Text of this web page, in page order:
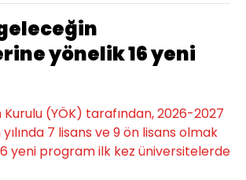
yönelik 16 yeni
(YÖK) tarafından, 2026-2027
7 lisans ve 9 ön lisans olmak
yeni program ilk kez üniversitelerde